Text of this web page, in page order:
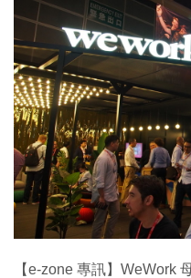
EduTech
IT Times
生成式AI與雲端應用
Enterprise Digital
特集
【e-zone 專訊】WeWork